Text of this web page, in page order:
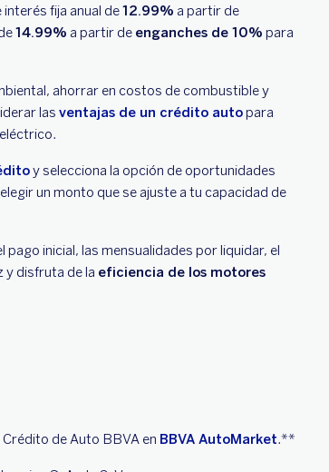
fija anual de12.99% a partir de
14.99% a partir de enganches de 10% para
ahorrar en costos de combustible y
las ventajas de un crédito autopara
y selecciona la opción de oportunidades
un monto que se ajuste a tu capacidad de
pago inicial, las mensualidades por liquidar, el
disfruta de la eficiencia de los motores
de Auto BBVA en BBVA AutoMarket.**